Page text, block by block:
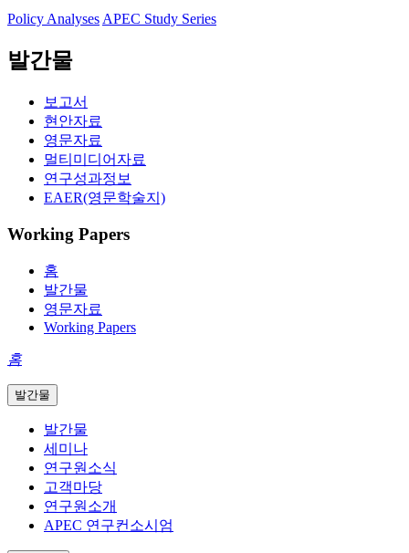
Policy Analyses APEC Study Series
발간물
보고서
현안자료
영문자료
멀티미디어자료
연구성과정보
EAER(영문학술지)
Working Papers
홈
발간물
영문자료
Working Papers
홈
발간물
발간물
세미나
연구원소식
고객마당
연구원소개
APEC 연구컨소시엄